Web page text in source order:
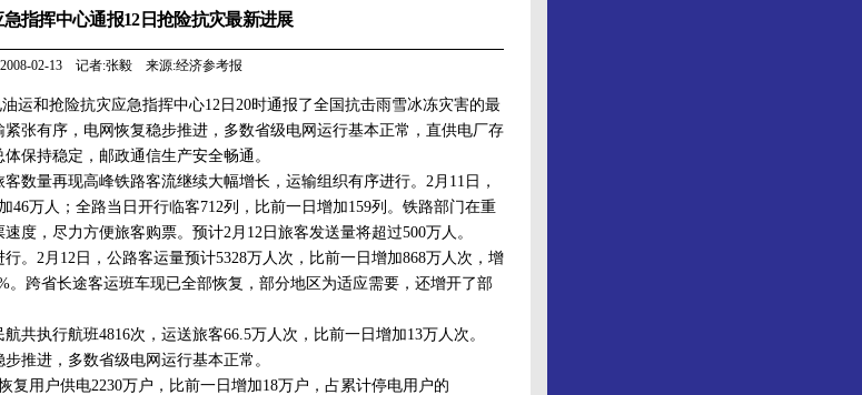
急指挥中心通报12日抢险抗灾最新进展
02-13 记者:张毅 来源:经济参考报
和抢险抗灾应急指挥中心12日20时通报了全国抗击雨雪冰冻灾害的最
张有序，电网恢复稳步推进，多数省级电网运行基本正常，直供电厂存
保持稳定，邮政通信生产安全畅通。
量再现高峰铁路客流继续大幅增长，运输组织有序进行。2月11日，
46万人；全路当日开行临客712列，比前一日增加159列。铁路部门在重
度，尽力方便旅客购票。预计2月12日旅客发送量将超过500万人。
2月12日，公路客运量预计5328万人次，比前一日增加868万人次，增
。跨省长途客运班车现已全部恢复，部分地区为适应需要，还增开了部
执行航班4816次，运送旅客66.5万人次，比前一日增加13万人次。
进，多数省级电网运行基本正常。
用户供电2230万户，比前一日增加18万户，占累计停电用户的